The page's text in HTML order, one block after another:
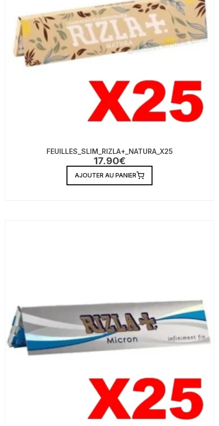
FEUILLES_SLIM_RIZLA+_NATURA_X25
17.90€
AJOUTER AU PANIER